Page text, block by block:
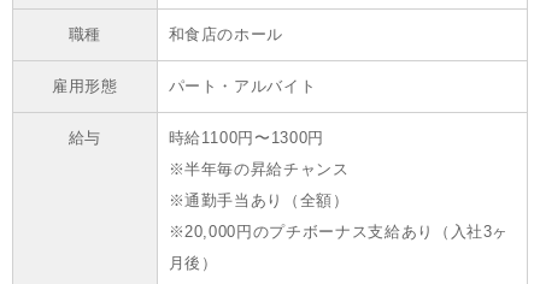
職種 和食店のホール
雇用形態 パート・アルバイト
給与
時給1100円〜1300円
※半年毎の昇給チャンス
※通勤手当あり（全額）
※20,000円のプチボーナス支給あり（入社3ヶ
月後）